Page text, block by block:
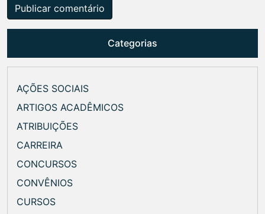
Categorias
AÇÕES SOCIAIS
ARTIGOS ACADÊMICOS
ATRIBUIÇÕES
CARREIRA
CONCURSOS
CONVÊNIOS
CURSOS